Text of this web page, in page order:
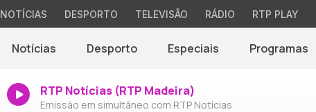
NOTÍCIAS DESPORTO TELEVISÃO RÁDIO RTP PLAY
Notícias Desporto Especiais Programas
RTP Notícias (RTP Madeira)
Emissão em simultâneo com RTP Notícias